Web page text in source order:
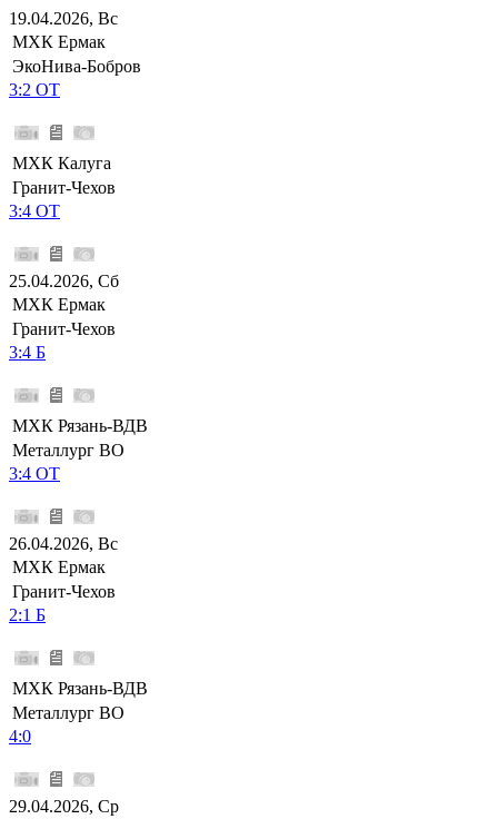
19.04.2026, Вс
МХК Ермак
ЭкоНива-Бобров
3:2 ОТ
МХК Калуга
Гранит-Чехов
3:4 ОТ
25.04.2026, Сб
МХК Ермак
Гранит-Чехов
3:4 Б
МХК Рязань-ВДВ
Металлург ВО
3:4 ОТ
26.04.2026, Вс
МХК Ермак
Гранит-Чехов
2:1 Б
МХК Рязань-ВДВ
Металлург ВО
4:0
29.04.2026, Ср